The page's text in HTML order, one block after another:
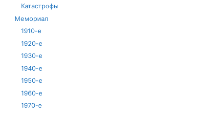
Катастрофы
Мемориал
1910-е
1920-е
1930-е
1940-е
1950-е
1960-е
1970-е